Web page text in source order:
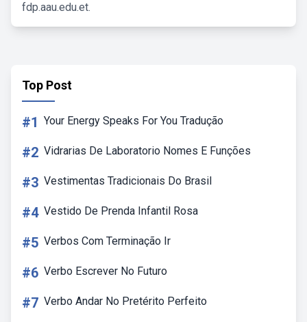
fdp.aau.edu.et.
Top Post
#1 Your Energy Speaks For You Tradução
#2 Vidrarias De Laboratorio Nomes E Funções
#3 Vestimentas Tradicionais Do Brasil
#4 Vestido De Prenda Infantil Rosa
#5 Verbos Com Terminação Ir
#6 Verbo Escrever No Futuro
#7 Verbo Andar No Pretérito Perfeito